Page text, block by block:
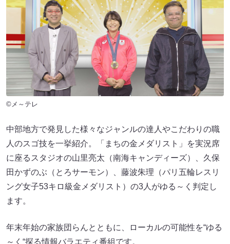
©メ～テレ
中部地方で発見した様々なジャンルの達人やこだわりの職
人のスゴ技を一挙紹介。「まちの金メダリスト」を実況席
に座るスタジオの山里亮太（南海キャンディーズ）、久保
田かずのぶ（とろサーモン）、藤波朱理（パリ五輪レスリ
ング女子53キロ級金メダリスト）の3人がゆる～く判定し
ます。
年末年始の家族団らんとともに、ローカルの可能性を“ゆる
～く“探る情報バラエティ番組です。